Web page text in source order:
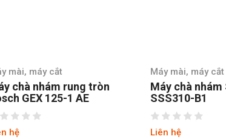
Máy mài, máy cắt
Máy chà nhám Stanley
SSS310-B1
Liên hệ
Máy mài, máy
Máy chà
Makita
Liên hệ